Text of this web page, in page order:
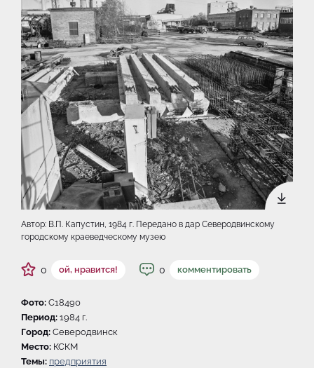
Автор: В.П. Капустин, 1984 г. Передано в дар Северодвинскому
городскому краеведческому музею
0 ой, нравится! 0 комментировать
Фото: C18490
Период: 1984 г.
Город: Северодвинск
Место: КСКМ
Темы: предприятия